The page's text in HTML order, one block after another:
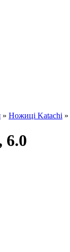
» Ножиці Katachi »
6.0